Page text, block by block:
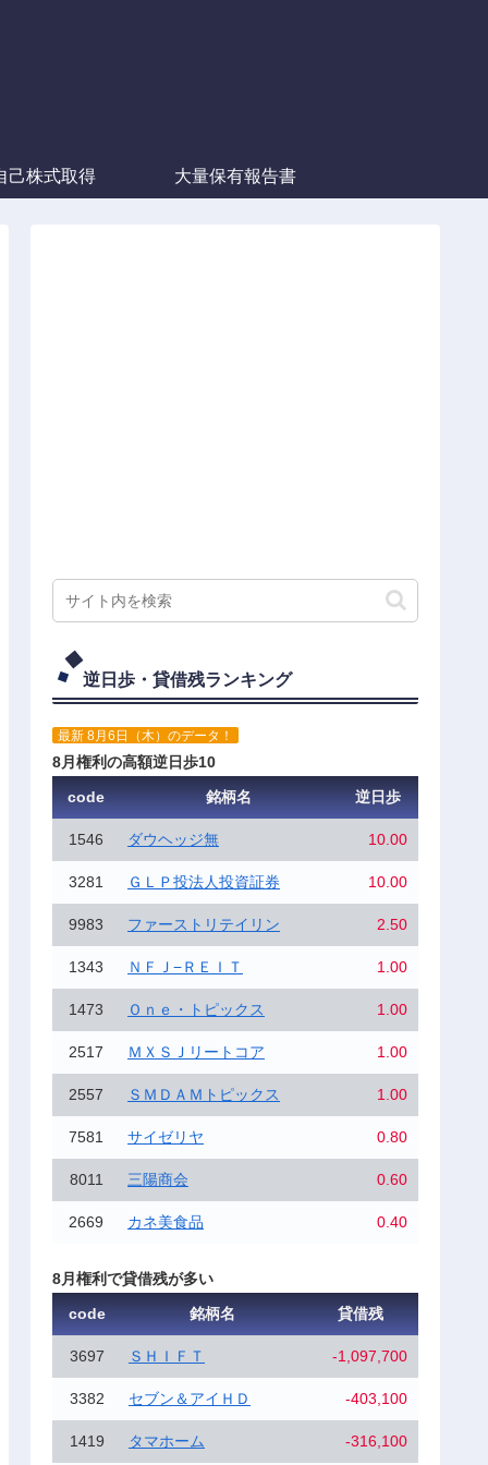
己株式取得 大量保有報告書
逆日歩・貸借残ランキング
最新 8月6日（木）のデータ！
8月権利の高額逆日歩10
code
銘柄名 逆日歩
1546 ダウヘッジ無 10.00
3281 ＧＬＰ投法人投資証券 10.00
9983 ファーストリテイリン 2.50
1343 ＮＦＪ−ＲＥＩＴ 1.00
1473 Ｏｎｅ・トピックス 1.00
2517 ＭＸＳＪリートコア 1.00
2557 ＳＭＤＡＭトピックス 1.00
7581 サイゼリヤ 0.80
8011 三陽商会 0.60
2669 カネ美食品 0.40
8月権利で貸借残が多い
code
銘柄名 貸借残
3697 ＳＨＩＦＴ -1,097,700
3382 セブン＆アイＨＤ -403,100
1419 タマホーム -316,100